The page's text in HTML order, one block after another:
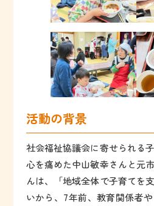
活動の背景
社会福祉協議会に寄せられる
心を痛めた中山敏幸さんと元
んは、「地域全体で子育てを
いから、7年前、教育関係者